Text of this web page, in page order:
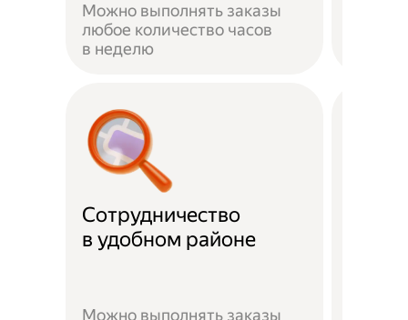
Можно выполнять заказы
любое количество часов
в неделю
Сотрудничество
в удобном районе
Можно выполнять заказы